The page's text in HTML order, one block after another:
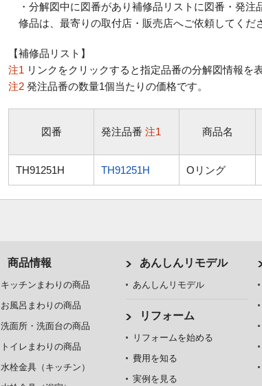
・分解図中に図番があり補修品リストに図番・発注
修品は、最寄りの取付店・販売店へご依頼してくだ
【補修品リスト】
注1 リンクをクリックすると指定品番の分解図情報を
注2 発注品番の数量1個当たりの価格です。
図番 発注品番 注1 商品名
TH91251H TH91251H Oリング
商品情報
キッチンまわりの商品
お風呂まわりの商品
洗面所・洗面台の商品
トイレまわりの商品
水栓金具（キッチン）
あんしんリモデル
あんしんリモデル
リフォーム
リフォームを始める
費用を知る
実例を見る